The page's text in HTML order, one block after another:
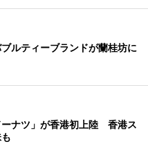
ルティーブランドが蘭桂坊に
ーナツ」が香港初上陸 香港ス